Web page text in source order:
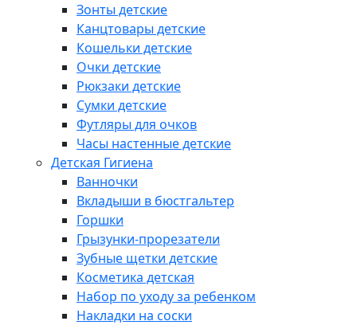
Зонты детские
Канцтовары детские
Кошельки детские
Очки детские
Рюкзаки детские
Сумки детские
Футляры для очков
Часы настенные детские
Детская Гигиена
Ванночки
Вкладыши в бюстгальтер
Горшки
Грызунки-прорезатели
Зубные щетки детские
Косметика детская
Набор по уходу за ребенком
Накладки на соски